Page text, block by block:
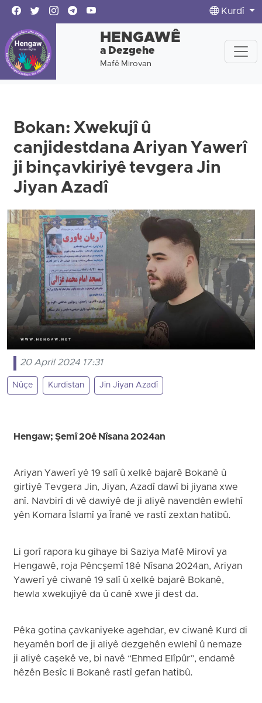
Kurdî
HENGAWÊ
a Dezgehe
Mafê Mirovan
Bokan: Xwekujî û
canjidestdana Ariyan Yawerî
ji binçavkiriyê tevgera Jin
Jiyan Azadî
20 April 2024 17:31
Nûçe Kurdistan Jin Jiyan Azadî
Hengaw; Şemî 20ê Nîsana 2024an
Ariyan Yawerî yê 19 salî û xelkê bajarê Bokanê û
girtiyê Tevgera Jin, Jiyan, Azadî dawî bi jiyana xwe
anî. Navbirî di vê dawiyê de ji aliyê navendên ewlehî
yên Komara Îslamî ya Îranê ve rastî zextan hatibû.
Li gorî rapora ku gihaye bi Saziya Mafê Mirovî ya
Hengawê, roja Pêncşemî 18ê Nîsana 2024an, Ariyan
Yawerî yê ciwanê 19 salî û xelkê bajarê Bokanê,
hewla xwekujiyê da û canê xwe ji dest da.
Pêka gotina çavkaniyeke agehdar, ev ciwanê Kurd di
heyamên borî de ji aliyê dezgehên ewlehî û nemaze
ji aliyê caşekê ve, bi navê “Ehmed Elîpûr”, endamê
hêzên Besîc li Bokanê rastî gefan hatibû.